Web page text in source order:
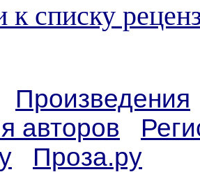
к списку
Произведения
авторов
Проза.ру